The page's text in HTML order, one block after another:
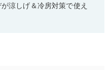
涼しげ＆冷房対策で使え